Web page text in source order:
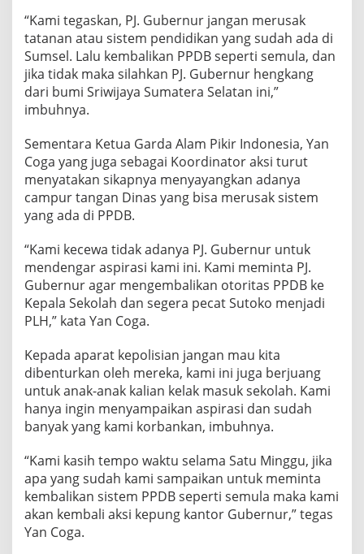
“Kami tegaskan, PJ. Gubernur jangan merusak
tatanan atau sistem pendidikan yang sudah ada di
Sumsel. Lalu kembalikan PPDB seperti semula, dan
jika tidak maka silahkan PJ. Gubernur hengkang
dari bumi Sriwijaya Sumatera Selatan ini,”
imbuhnya.
Sementara Ketua Garda Alam Pikir Indonesia, Yan
Coga yang juga sebagai Koordinator aksi turut
menyatakan sikapnya menyayangkan adanya
campur tangan Dinas yang bisa merusak sistem
yang ada di PPDB.
“Kami kecewa tidak adanya PJ. Gubernur untuk
mendengar aspirasi kami ini. Kami meminta PJ.
Gubernur agar mengembalikan otoritas PPDB ke
Kepala Sekolah dan segera pecat Sutoko menjadi
PLH,” kata Yan Coga.
Kepada aparat kepolisian jangan mau kita
dibenturkan oleh mereka, kami ini juga berjuang
untuk anak-anak kalian kelak masuk sekolah. Kami
hanya ingin menyampaikan aspirasi dan sudah
banyak yang kami korbankan, imbuhnya.
“Kami kasih tempo waktu selama Satu Minggu, jika
apa yang sudah kami sampaikan untuk meminta
kembalikan sistem PPDB seperti semula maka kami
akan kembali aksi kepung kantor Gubernur,” tegas
Yan Coga.